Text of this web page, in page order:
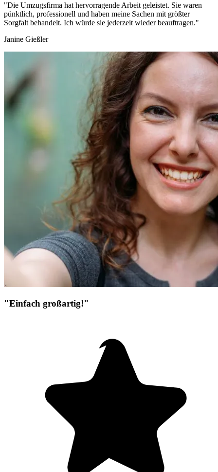
"Die Umzugsfirma hat hervorragende Arbeit geleistet. Sie waren
pünktlich, professionell und haben meine Sachen mit größter
Sorgfalt behandelt. Ich würde sie jederzeit wieder beauftragen."
Janine Gießler
"Einfach großartig!"